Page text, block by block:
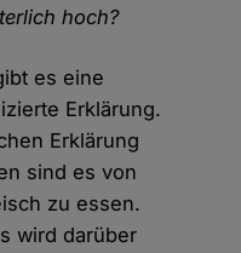
hoch?
es eine
Erklärung.
Erklärung
sind es von
zu essen.
wird darüber